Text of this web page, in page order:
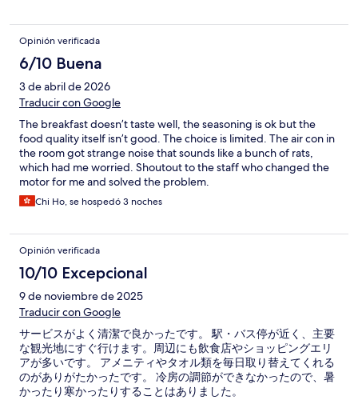
Opinión verificada
6/10 Buena
3 de abril de 2026
Traducir con Google
The breakfast doesn’t taste well, the seasoning is ok but the
food quality itself isn’t good. The choice is limited. The air con in
the room got strange noise that sounds like a bunch of rats,
which had me worried. Shoutout to the staff who changed the
motor for me and solved the problem.
Chi Ho, se hospedó 3 noches
Opinión verificada
10/10 Excepcional
9 de noviembre de 2025
Traducir con Google
サービスがよく清潔で良かったです。 駅・バス停が近く、主要
な観光地にすぐ行けます。周辺にも飲食店やショッピングエリ
アが多いです。 アメニティやタオル類を毎日取り替えてくれる
のがありがたかったです。 冷房の調節ができなかったので、暑
かったり寒かったりすることはありました。